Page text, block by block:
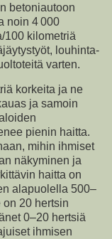
betoniautoon
noin 4 000
100 kilometriä
louhinta-
varten.
korkeita ja ne
ja samoin
pienin haitta.
mihin ihmiset
näkyminen ja
haitta on
alapuolella 500–
20 hertsin
0–20 hertsiä
ihmisen